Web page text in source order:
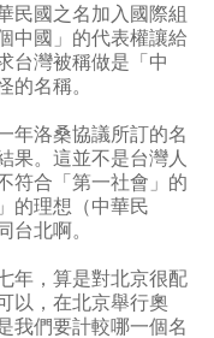
民國之名加入國際組
中國」的代表權讓給
台灣被稱做是「中
的名稱。
年洛桑協議所訂的名
果。這並不是台灣人
符合「第一社會」的
的理想（中華民
台北啊。
年，算是對北京很配
以，在北京舉行奧
我們要計較哪一個名